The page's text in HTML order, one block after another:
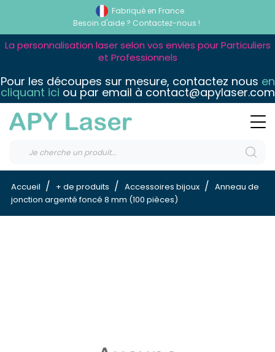
La personnalisation laser selon vos envies pour Particuliers
et Professionnels
Pour les découpes sur mesure, contactez nous en
cliquant ici ou par email à contact@apylaser.com
Fabriqué en France
Besoin d'aide ? Contactez-nous !
Accueil + de produits Accessoires bijoux
Anneau de
jonction argenté foncé 8 mm (100 pièces)